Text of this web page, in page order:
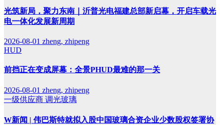
光筑新局，聚力东南｜沂普光电福建总部新启幕，开启车载光
电一体化发展新周期
2026-08-01 zheng, zhipeng
HUD
前挡正在变成屏幕：全景PHUD最难的那一关
2026-08-01 zheng, zhipeng
一级供应商 调光玻璃
W新闻 | 伟巴斯特就拟入股中国玻璃合资企业少数股权签署协